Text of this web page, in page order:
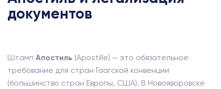
документов
Штамп Апостиль (Apostille) — это обязательное
требование для стран Гаагской конвенции
(большинство стран Европы, США). В Новояворовске